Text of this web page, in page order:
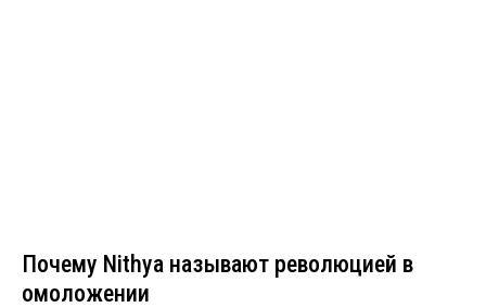
Почему Nithya называют революцией в
омоложении